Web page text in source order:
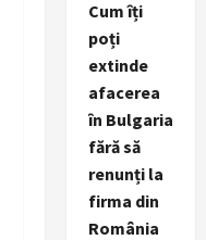
Cum îți
poți
extinde
afacerea
în Bulgaria
fără să
renunți la
firma din
România